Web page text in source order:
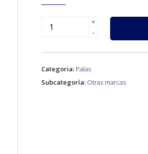
+
-
Categoria: Palas
Subcategoría: Otras marcas